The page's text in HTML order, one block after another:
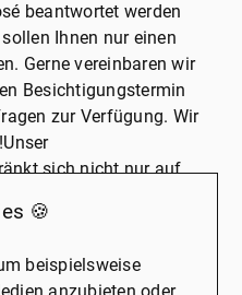
beantwortet werden
Ihnen nur einen
Gerne vereinbaren wir
Besichtigungstermin
zur Verfügung. Wir
sich nicht nur auf
Verwaltung,
geprüft. Irrtum und
🍪
beispielsweise